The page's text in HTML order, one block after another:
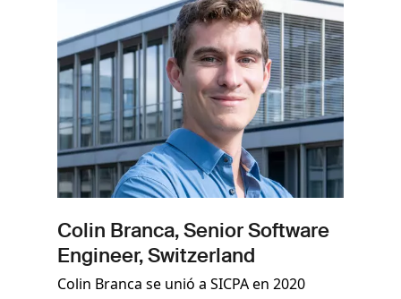
Colin Branca, Senior Software
Engineer, Switzerland
Colin Branca se unió a SICPA en 2020